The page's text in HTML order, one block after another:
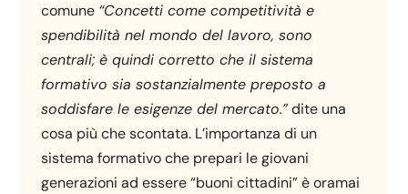
comune “Concetti come competitività e
spendibilità nel mondo del lavoro, sono
centrali; è quindi corretto che il sistema
formativo sia sostanzialmente preposto a
soddisfare le esigenze del mercato.”dite una
cosa più che scontata. L’importanza di un
sistema formativo che prepari le giovani
generazioni ad essere “buoni cittadini” è oramai